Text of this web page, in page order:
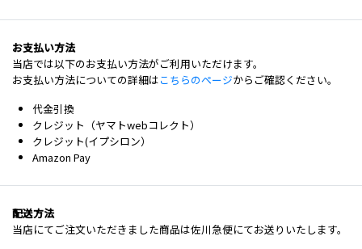
お支払い方法
当店では以下のお支払い方法がご利用いただけます。
お支払い方法についての詳細はこちらのページからご確認ください。
代金引換
クレジット（ヤマトwebコレクト）
クレジット(イプシロン）
Amazon Pay
配送方法
当店にてご注文いただきました商品は佐川急便にてお送りいたします。